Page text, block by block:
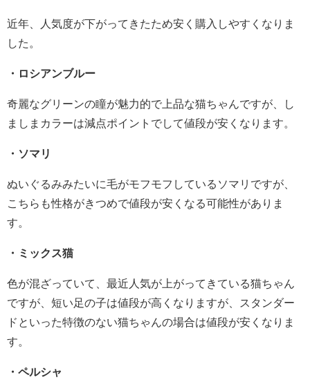
近年、人気度が下がってきたため安く購入しやすくなりま
した。
・ロシアンブルー
奇麗なグリーンの瞳が魅力的で上品な猫ちゃんですが、し
ましまカラーは減点ポイントでして値段が安くなります。
・ソマリ
ぬいぐるみみたいに毛がモフモフしているソマリですが、
こちらも性格がきつめで値段が安くなる可能性がありま
す。
・ミックス猫
色が混ざっていて、最近人気が上がってきている猫ちゃん
ですが、短い足の子は値段が高くなりますが、スタンダー
ドといった特徴のない猫ちゃんの場合は値段が安くなりま
す。
・ペルシャ